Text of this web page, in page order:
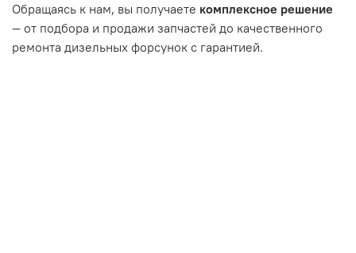
Обращаясь к нам, вы получаете комплексное решение
— от подбора и продажи запчастей до качественного
ремонта дизельных форсунок с гарантией.